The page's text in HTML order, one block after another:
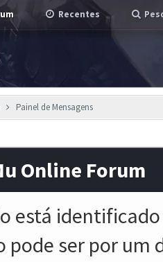
Recentes
Painel de Mensagens
Online Forum
está
pode ser por um